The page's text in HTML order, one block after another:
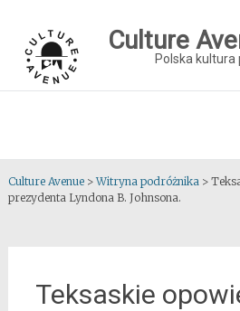
content
Culture
Polska
Culture Avenue>Witryna podróżnika>
prezydenta Lyndona B. Johnsona.
Teksaskie